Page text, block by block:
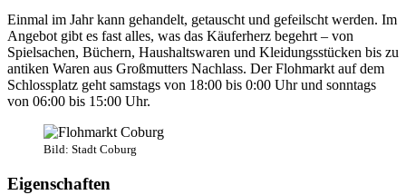
Einmal im Jahr kann gehandelt, getauscht und gefeilscht werden. Im
Angebot gibt es fast alles, was das Käuferherz begehrt – von
Spielsachen, Büchern, Haushaltswaren und Kleidungsstücken bis zu
antiken Waren aus Großmutters Nachlass. Der Flohmarkt auf dem
Schlossplatz geht samstags von 18:00 bis 0:00 Uhr und sonntags
von 06:00 bis 15:00 Uhr.
Bild: Stadt Coburg
Eigenschaften